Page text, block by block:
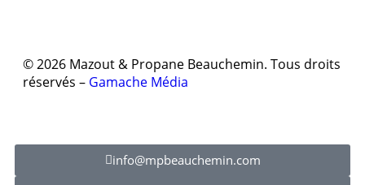
© 2026 Mazout & Propane Beauchemin. Tous droits
réservés – Gamache Média
info@mpbeauchemin.com